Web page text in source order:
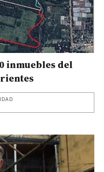
inmuebles del